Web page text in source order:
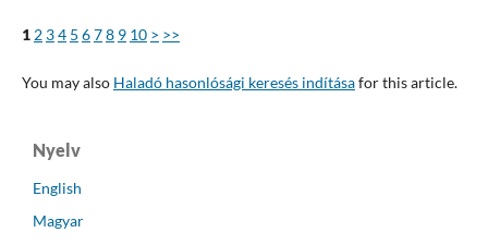
1 2 34 5 678 9 10 > >>
You may also Haladó hasonlósági keresés indításafor this article.
Nyelv
English
Magyar